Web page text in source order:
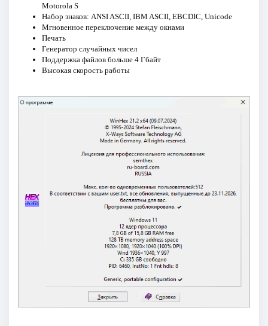
Motorola S
Набор знаков: ANSI ASCII, IBM ASCII, EBCDIC, Unicode
Мгновенное переключение между окнами
Печать
Генератор случайных чисел
Поддержка файлов больше 4 Гбайт
Высокая скорость работы